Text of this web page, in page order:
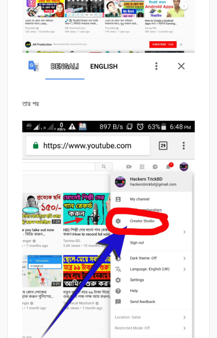
তার পর